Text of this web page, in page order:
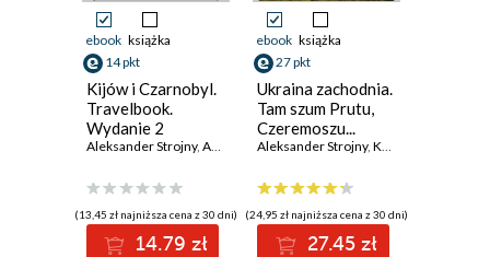
ebook książka
14 pkt
Kijów i Czarnobyl.
Travelbook.
Wydanie 2
Aleksander Strojny, Andrzej Klopotowski
(13,45 zł najniższa cena z 30 dni)
14.79 zł
ebook książka
27 pkt
Ukraina zachodnia.
Tam szum Prutu,
Czeremoszu...
Wydanie 8
Aleksander Strojny, Krzysztof Bzowski
(24,95 zł najniższa cena z 30 dni)
27.45 zł